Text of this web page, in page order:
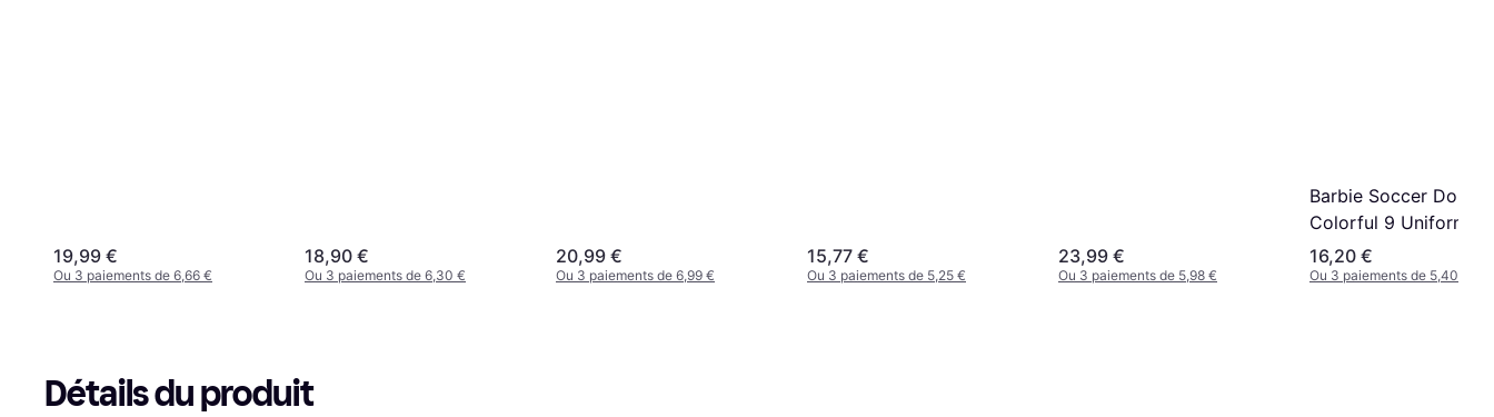
19,99 €
Ou 3 paiements de 6,66 €
18,90 €
Ou 3 paiements de 6,30 €
20,99 €
Ou 3 paiements de 6,99 €
15,77 €
Ou 3 paiements de 5,25 €
23,99 €
Ou 3 paiements de 5,98 €
Barbie Soccer Doll
Colorful 9 Uniform
Ball
16,20 €
Ou 3 paiements de 5,40 €
Détails du produit